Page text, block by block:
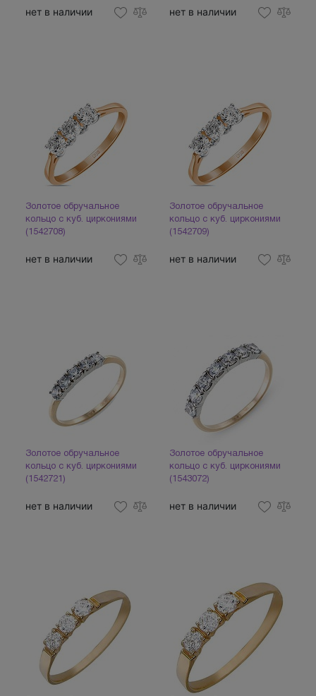
нет в наличии нет в наличии
Золотое обручальное
кольцо с куб. циркониями
(1542708)
нет в наличии
Золотое обручальное
кольцо с куб. циркониями
(1542709)
нет в наличии
Золотое обручальное
кольцо с куб. циркониями
(1542721)
нет в наличии
Золотое обручальное
кольцо с куб. циркониями
(1543072)
нет в наличии